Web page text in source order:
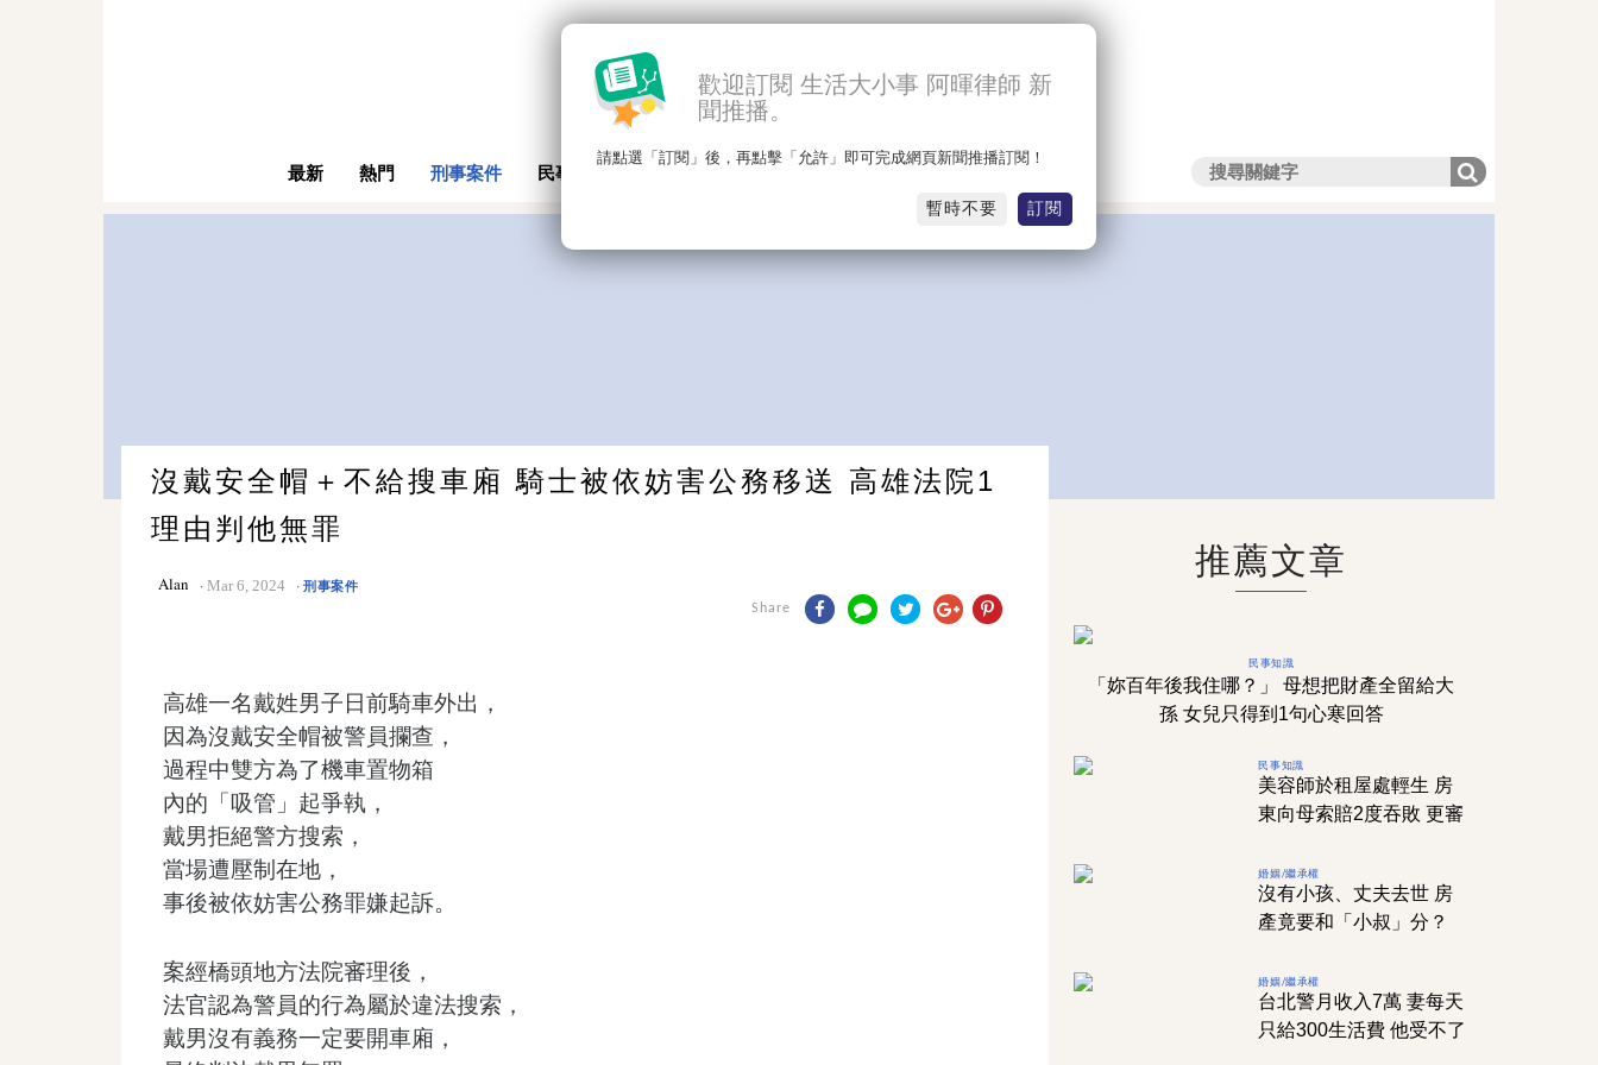
最新 熱門 刑事案件 民事知識
歡迎訂閱 生活大小事 阿暉律師 新
聞推播。
請點選「訂閱」後，再點擊「允許」即可完成網頁新聞推播訂閱！
訂閱
暫時不要
沒戴安全帽＋不給搜車廂 騎士被依妨害公務移送 高雄法院1
理由判他無罪
Alan Mar 6, 2024 刑事案件
Share
高雄一名戴姓男子日前騎車外出，
因為沒戴安全帽被警員攔查，
過程中雙方為了機車置物箱
內的「吸管」起爭執，
戴男拒絕警方搜索，
當場遭壓制在地，
事後被依妨害公務罪嫌起訴。
案經橋頭地方法院審理後，
法官認為警員的行為屬於違法搜索，
戴男沒有義務一定要開車廂，
推薦文章
民事知識
「妳百年後我住哪？」 母想把財產全留給大
孫 女兒只得到1句心寒回答
民事知識
美容師於租屋處輕生 房
東向母索賠2度吞敗 更審
婚姻/繼承權
沒有小孩、丈夫去世 房
產竟要和「小叔」分？
婚姻/繼承權
台北警月收入7萬 妻每天
只給300生活費 他受不了